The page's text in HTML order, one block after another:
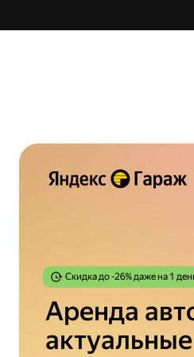
Скидка до-26%даже на 1
Аренда